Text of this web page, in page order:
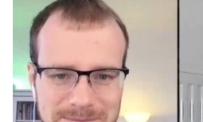
Přihlášení
Kontakt
Obchodní podmínky